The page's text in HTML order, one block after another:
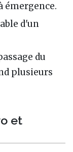
émergence.
d'un
du
plusieurs
et